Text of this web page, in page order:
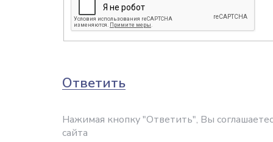
Ответить
Нажимая кнопку "Ответить", Вы
сайта